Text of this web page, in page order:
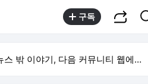
구독
스 밖 이야기, 다음 커뮤니티 웹에서 보기